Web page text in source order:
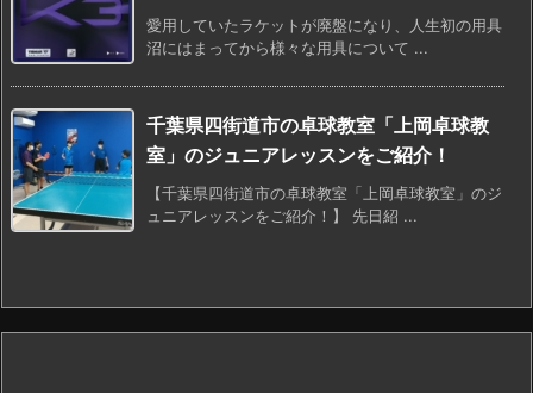
愛用していたラケットが廃盤になり、人生初の用具
沼にはまってから様々な用具について ...
千葉県四街道市の卓球教室「上岡卓球教
室」のジュニアレッスンをご紹介！
【千葉県四街道市の卓球教室「上岡卓球教室」のジ
ュニアレッスンをご紹介！】 先日紹 ...